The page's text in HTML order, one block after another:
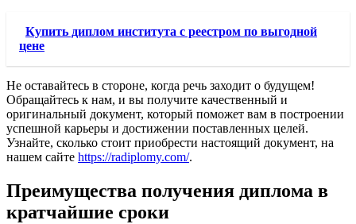
Купить диплом института с реестром по выгодной
цене
Не оставайтесь в стороне, когда речь заходит о будущем!
Обращайтесь к нам, и вы получите качественный и
оригинальный документ, который поможет вам в построении
успешной карьеры и достижении поставленных целей.
Узнайте, сколько стоит приобрести настоящий документ, на
нашем сайте https://radiplomy.com/.
Преимущества получения диплома в
кратчайшие сроки